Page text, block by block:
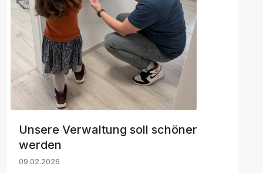
Unsere Verwaltung soll schöner
werden
09.02.2026